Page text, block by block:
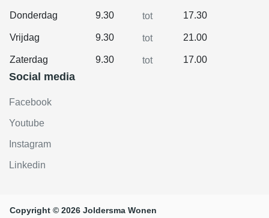
Donderdag 9.30 tot 17.30
Vrijdag 9.30 tot 21.00
Zaterdag 9.30 tot 17.00
Social media
Facebook
Youtube
Instagram
Linkedin
Copyright © 2026 Joldersma Wonen